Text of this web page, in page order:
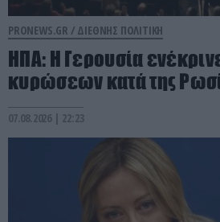
PRONEWS.GR / ΔΙΕΘΝΗΣ ΠΟΛΙΤΙΚΗ
ΗΠΑ: Η Γερουσία
κυρώσεων κατά της
07.08.2026 | 22:23